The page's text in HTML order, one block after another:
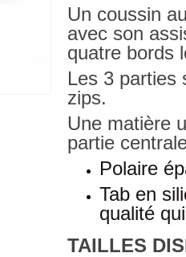
Un coussin
avec son
quatre bords
Les 3 parties
zips.
Une matière
partie
Polaire
Tab en
qualité
TAILLES